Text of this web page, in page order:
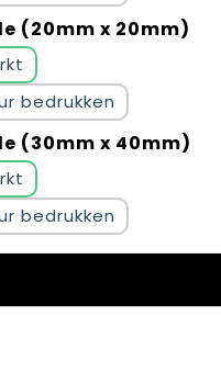
(20mm x 20mm)
(30mm x 40mm)